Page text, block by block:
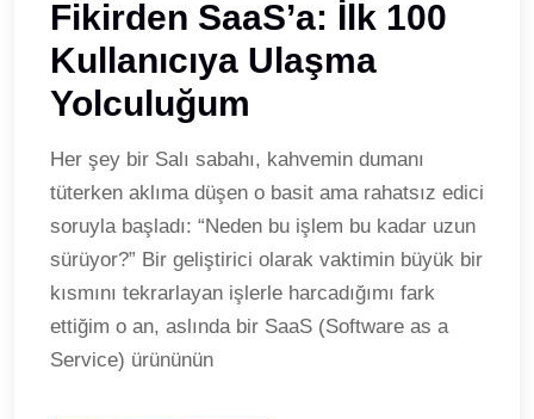
Fikirden SaaS’a: İlk 100
Kullanıcıya Ulaşma
Yolculuğum
Her şey bir Salı sabahı, kahvemin dumanı
tüterken aklıma düşen o basit ama rahatsız edici
soruyla başladı: “Neden bu işlem bu kadar uzun
sürüyor?” Bir geliştirici olarak vaktimin büyük bir
kısmını tekrarlayan işlerle harcadığımı fark
ettiğim o an, aslında bir SaaS (Software as a
Service) ürününün